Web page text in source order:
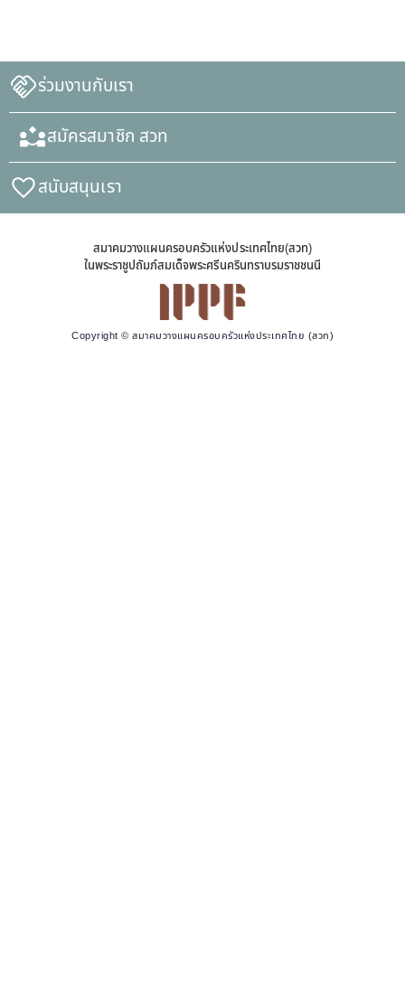
ร่วมงานกับเรา
สมัครสมาชิก สวท
สนับสนุนเรา
สมาคมวางแผนครอบครัวแห่งประเทศไทย(สวท)
ในพระราชูปถัมภ์สมเด็จพระศรีนครินทราบรมราชชนนี
Copyright © สมาคมวางแผนครอบครัวแห่งประเทศไทย (สวท)